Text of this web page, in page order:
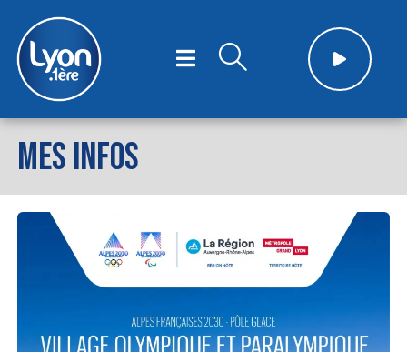
MES INFOS